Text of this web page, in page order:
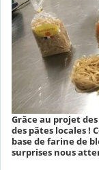
Grâce au projet
des pâtes locales !
base de farine de
surprises nous